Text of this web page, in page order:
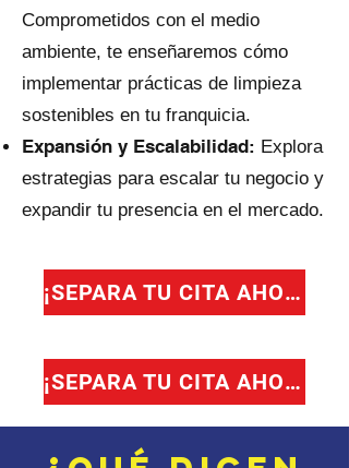
Comprometidos con el medio
ambiente, te enseñaremos cómo
implementar prácticas de limpieza
sostenibles en tu franquicia.
Expansión y Escalabilidad: Explora
estrategias para escalar tu negocio y
expandir tu presencia en el mercado.
¡SEPARA TU CITA AHORA!
¡SEPARA TU CITA AHORA!